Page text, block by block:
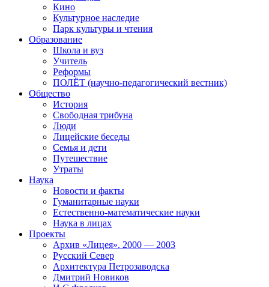
Кино
Культурное наследие
Парк культуры и чтения
Образование
Школа и вуз
Учитель
Реформы
ПОЛЁТ (научно-педагогический вестник)
Общество
История
Свободная трибуна
Люди
Лицейские беседы
Семья и дети
Путешествие
Утраты
Наука
Новости и факты
Гуманитарные науки
Естественно-математические науки
Наука в лицах
Проекты
Архив «Лицея». 2000 — 2003
Русский Север
Архитектура Петрозаводска
Дмитрий Новиков